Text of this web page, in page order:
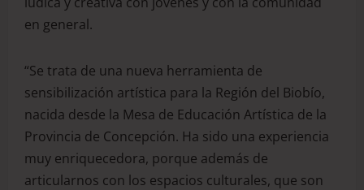
en general.
“Se trata de una nueva herramienta de
sensibilización artística para la Región del Biobío,
nacida desde la Mesa de Educación Artística de la
Provincia de Concepción. Ha sido una experiencia
muy enriquecedora, porque además de
articularnos con los espacios culturales, que son